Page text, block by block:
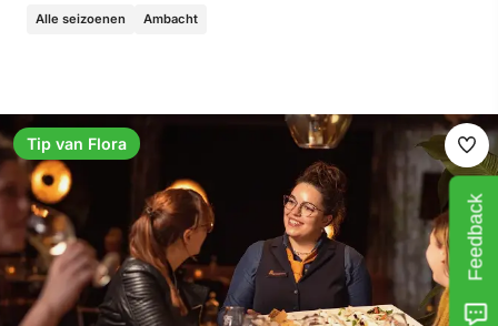
Alle seizoenen Ambacht
Tip van Flora
Feedback